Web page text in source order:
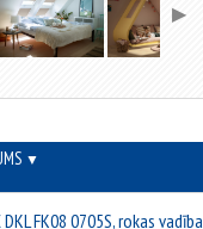
▶
▼
FK08 0705S, rokas vadība